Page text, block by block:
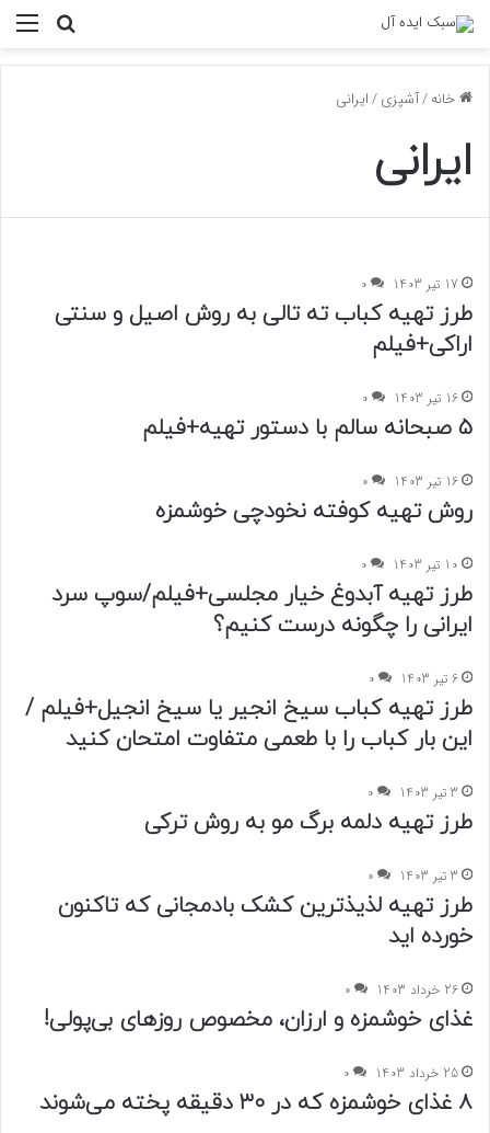
خانه/آشپزی/ایرانی
ایرانی
17 تیر 1403 0
طرز تهیه کباب ته تالی به روش اصیل و سنتی
اراکی+فیلم
16 تیر 1403 0
5 صبحانه سالم با دستور تهیه+فیلم
16 تیر 1403 0
روش تهیه کوفته نخودچی خوشمزه
10 تیر 1403 0
طرز تهیه آبدوغ خیار مجلسی+فیلم/سوپ سرد
ایرانی را چگونه درست کنیم؟
6 تیر 1403 0
طرز تهیه کباب سیخ انجیر یا سیخ انجیل+فیلم /
این بار کباب را با طعمی متفاوت امتحان کنید
3 تیر 1403 0
طرز تهیه دلمه برگ مو به روش ترکی
3 تیر 1403 0
طرز تهیه لذیذترین کشک بادمجانی که تاکنون
خورده اید
26 خرداد 1403 0
غذای خوشمزه و ارزان، مخصوص روزهای بی‌پولی!
25 خرداد 1403 0
۸ غذای خوشمزه که در ۳۰ دقیقه پخته می‌شوند